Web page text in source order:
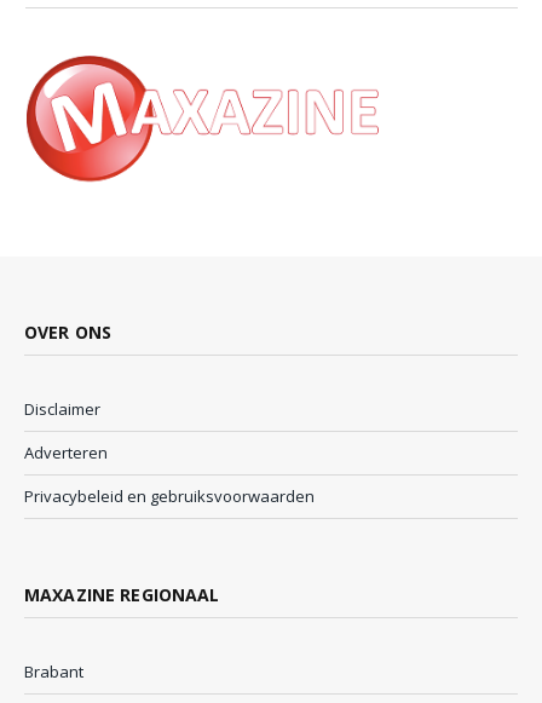
OVER ONS
Disclaimer
Adverteren
Privacybeleid en gebruiksvoorwaarden
MAXAZINE REGIONAAL
Brabant